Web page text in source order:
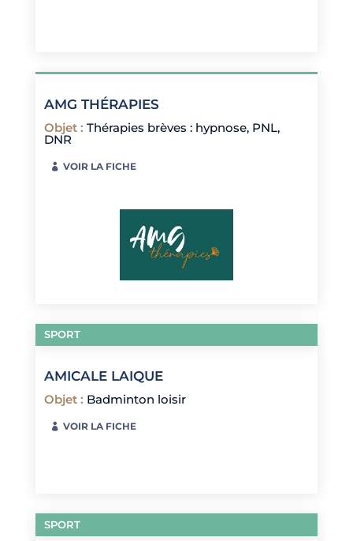
AMG THÉRAPIES
Objet : Thérapies brèves : hypnose, PNL,
DNR
VOIR LA FICHE
SPORT
AMICALE LAIQUE
Objet : Badminton loisir
VOIR LA FICHE
SPORT